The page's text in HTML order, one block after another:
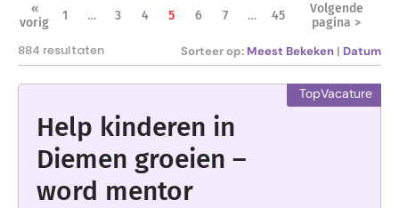
«
vorig
1 … 3 4 5 6 7 … 45
Volgende
pagina >
884 resultaten Sorteer op: Meest Bekeken | Datum
Help kinderen in
Diemen groeien –
word mentor